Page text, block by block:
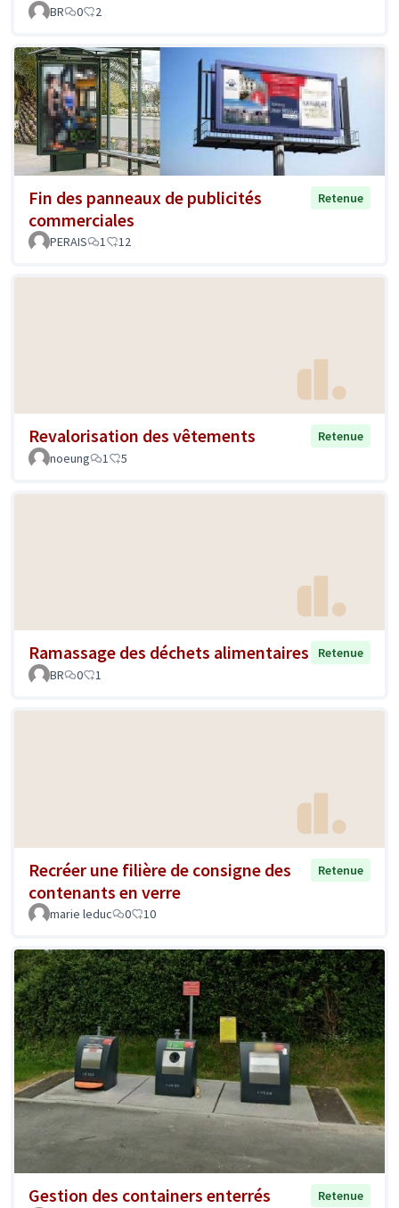
BR 0 2
Fin des panneaux de publicités
commerciales
Retenue
PERAIS 1 12
Revalorisation des vêtements
Retenue
noeung
1 5
Ramassage des déchets alimentaires
Retenue
BR
0 1
Recréer une filière de consigne des
contenants en verre
Retenue
marie leduc 0 10
Gestion des containers enterrés
Retenue